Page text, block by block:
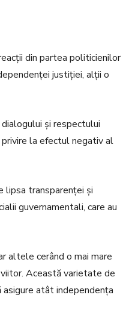
din partea politicienilor
justiției, alții o
și respectului
la efectul negativ al
lipsa transparenței și
guvernamentali, care au
altele cerând o mai mare
Această varietate de
atât independența